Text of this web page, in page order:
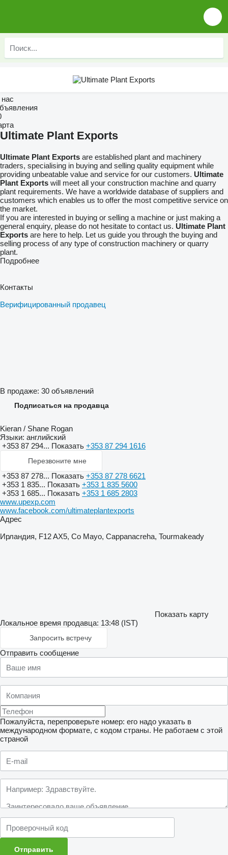
Ultimate Plant Exports
Ultimate Plant Exports are established plant and machinery
traders, specialising in buying and selling quality equipment while
providing unbeatable value and service for our customers. Ultimate
Plant Exports will meet all your construction machine and quarry
plant requirements. We have a worldwide database of suppliers and
customers which enables us to offer the most competitive service on
the market.
If you are interested in buying or selling a machine or just making a
general enquiry, please do not hesitate to contact us. Ultimate Plant
Exports are here to help. Let us guide you through the buying and
selling process of any type of construction machinery or quarry
plant.
Подробнее
Контакты
Верифицированный продавец
В продаже: 30 объявлений
Подписаться на продавца
Kieran / Shane Rogan
Языки: английский
+353 87 294... Показать +353 87 294 1616
Перезвоните мне
+353 87 278... Показать +353 87 278 6621
+353 1 835... Показать +353 1 835 5600
+353 1 685... Показать +353 1 685 2803
www.upexp.com
www.facebook.com/ultimateplantexports
Адрес
Ирландия, F12 AX5, Co Mayo, Cappanacreha, Tourmakeady
Показать карту
Локальное время продавца: 13:48 (IST)
Запросить встречу
Отправить сообщение
Пожалуйста, перепроверьте номер: его надо указать в
международном формате, с кодом страны. Не работаем с этой
страной